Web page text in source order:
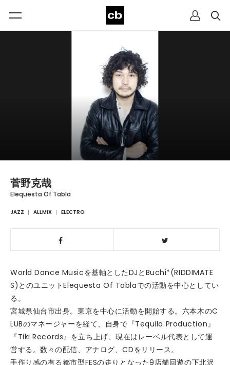
菅野克哉
Elequesta Of Tabla
JAZZ ALLMIX ELECTRO
World Dance Musicを基軸としたDJとBuchi*(RIDDIMATE
S)とのユニットElequesta Of Tablaでの活動を中心としてい
る。
宮城県仙台市出身。東京を中心に活動を開始する。六本木のC
LUBのマネージャーを経て、自身で『Tequila Production』
『Tiki Records』を立ち上げ、現在はレーベル代表として運
営する。数々の配信、アナログ、CDをリリース。
手作り感の有る都市型FESの走りとなった9店舗回遊の下北沢